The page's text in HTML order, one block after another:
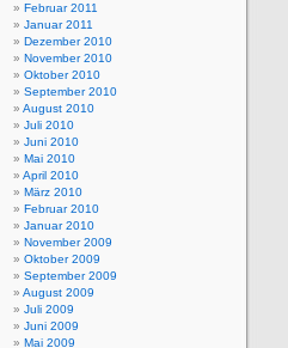
Februar 2011
Januar 2011
Dezember 2010
November 2010
Oktober 2010
September 2010
August 2010
Juli 2010
Juni 2010
Mai 2010
April 2010
März 2010
Februar 2010
Januar 2010
November 2009
Oktober 2009
September 2009
August 2009
Juli 2009
Juni 2009
Mai 2009